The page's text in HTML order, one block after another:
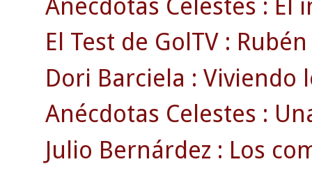
Anécdotas Celestes : El
El Test de GolTV :
Dori Barciela :
Anécdotas Celestes :
Julio Bernárdez : Los